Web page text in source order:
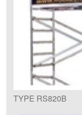
TYPE RS820B